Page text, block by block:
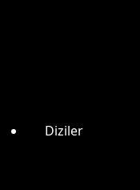
Diziler